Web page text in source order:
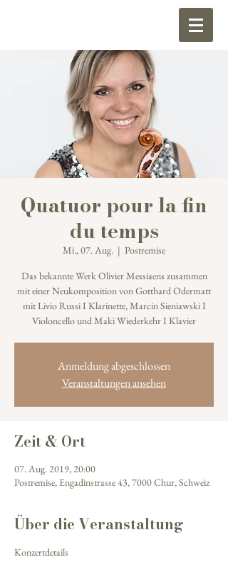
Quatuor pour la fin
du temps
Mi., 07. Aug.
  |
Postremise
Das bekannte Werk Olivier Messiaens zusammen
mit einer Neukomposition von Gotthard Odermatt
mit Livio Russi I Klarinette, Marcin Sieniawski I
Violoncello und Maki Wiederkehr I Klavier
Anmeldung abgeschlossen
Veranstaltungen ansehen
Zeit & Ort
07. Aug. 2019, 20:00
Postremise, Engadinstrasse 43, 7000 Chur, Schweiz
Über die Veranstaltung
Konzertdetails